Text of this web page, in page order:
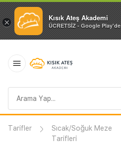
× Kısık Ateş Akademi
ÜCRETSİZ - Google Play'de
sorgusu
Tarifler
Sıcak/Soğuk Meze
Tarifleri